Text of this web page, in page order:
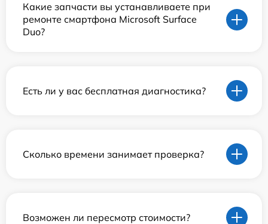
Какие запчасти вы устанавливаете при
ремонте смартфона Microsoft Surface
Duo?
Есть ли у вас бесплатная диагностика?
Сколько времени занимает проверка?
Возможен ли пересмотр стоимости?